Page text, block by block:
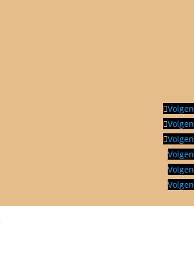
Volgen
Volgen
Volgen
Volgen
Volgen
Volgen